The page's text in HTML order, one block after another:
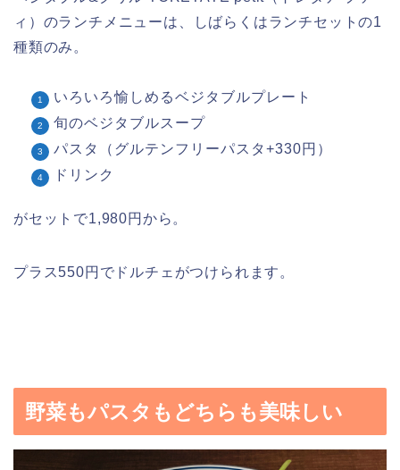
ィ）のランチメニューは、しばらくはランチセットの1
種類のみ。
いろいろ愉しめるベジタブルプレート
旬のベジタブルスープ
パスタ（グルテンフリーパスタ+330円）
ドリンク
がセットで1,980円から。
プラス550円でドルチェがつけられます。
野菜もパスタもどちらも美味しい